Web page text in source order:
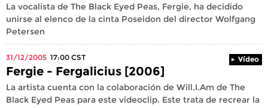
La vocalista de The Black Eyed Peas, Fergie, ha decidido
unirse al elenco de la cinta Poseidon del director Wolfgang
Petersen
31/12/2005 17:00 CST Vídeo
Fergie - Fergalicius [2006]
La artista cuenta con la colaboración de Will.I.Am de The
Black Eyed Peas para este videoclip. Este trata de recrear la